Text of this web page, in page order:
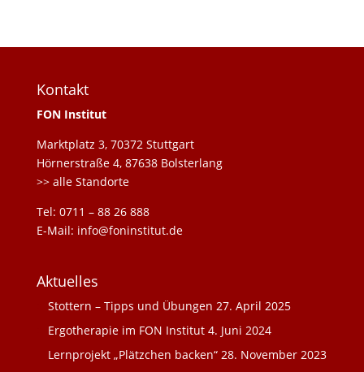
Kontakt
FON Institut
Marktplatz 3, 70372 Stuttgart
Hörnerstraße 4, 87638 Bolsterlang
>> alle Standorte
Tel: 0711 – 88 26 888
E-Mail: info@foninstitut.de
Aktuelles
Stottern – Tipps und Übungen 27. April 2025
Ergotherapie im FON Institut 4. Juni 2024
Lernprojekt „Plätzchen backen“ 28. November 2023